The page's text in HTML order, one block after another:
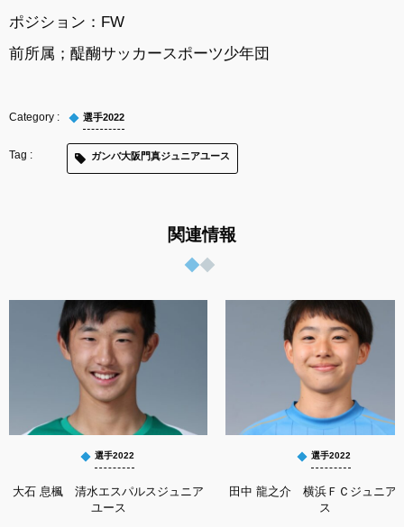
ポジション：FW
前所属；醍醐サッカースポーツ少年団
選手2022
ガンバ大阪門真ジュニアユース
関連情報
選手2022
大石 息楓 清水エスパルスジュニア
ユース
選手2022
田中 龍之介 横浜ＦＣジュニア
ス